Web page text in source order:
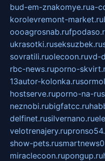
bud-em-znakomye.rua-
korolevremont-market.ru
oooagrosnab.ru
ukrasotki.ruseksuzbek.ru
sovratili.ruolecoon.ruvd-
rbc-news.ruporno-
13autor-kolonka.ru
hostserve.ruporno-na-
neznobi.rubigfatcc.ru
delfinet.rusilvernano.ru
velotrenajery.ru
show-pets.ru
miraclecoon.rupongup.ru